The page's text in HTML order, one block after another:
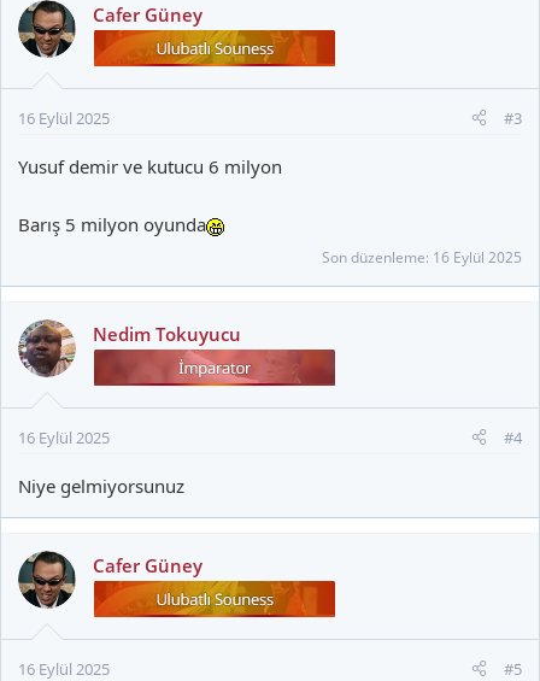
Cafer Güney
16 Eylül 2025 #3
Yusuf demir ve kutucu 6 milyon
Barış 5 milyon oyunda
Son düzenleme: 16 Eylül 2025
Nedim Tokuyucu
16 Eylül 2025 #4
Niye gelmiyorsunuz
Cafer Güney
16 Eylül 2025 #5